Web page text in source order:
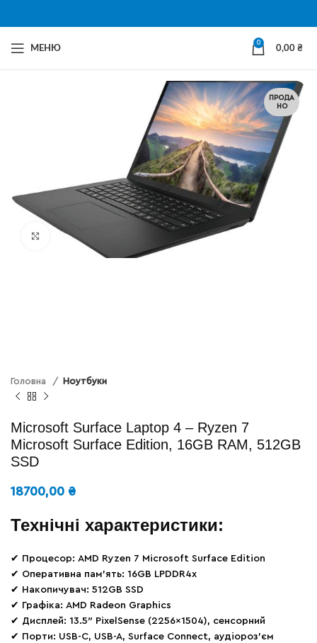
МЕНЮ
0
0,00 ₴
ПРОДА
НО
Натисни щоб збільшити
Головна Ноутбуки
Microsoft Surface Laptop 4 – Ryzen 7
Microsoft Surface Edition, 16GB RAM, 512GB
SSD
18700,00 ₴
Технічні характеристики:
✔ Процесор: AMD Ryzen 7 Microsoft Surface Edition
✔ Оперативна пам’ять: 16GB LPDDR4x
✔ Накопичувач: 512GB SSD
✔ Графіка: AMD Radeon Graphics
✔ Дисплей: 13.5″ PixelSense (2256×1504), сенсорний
✔ Порти: USB-C, USB-A, Surface Connect, аудіороз’єм